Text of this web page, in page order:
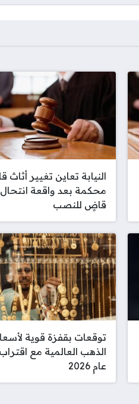
النيابة تعاين تغيير أثاث
محكمة بعد واقعة
قاضٍ للنصب
توقعات بقفزة قوية
الذهب العالمية مع
عام 2026